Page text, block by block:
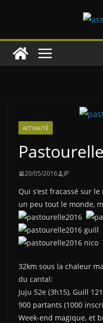
ACTUALITÉ
20/05/2016 JP
Qui s’est fracassé sur
un peu tout le monde,
32km sous la chaleur
du cantal:
Juju 52e (3h15), Guill
900 partants (1000
Week-end magique, et